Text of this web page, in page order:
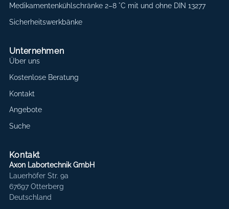
Medikamentenkühlschränke 2–8 °C mit und ohne DIN 13277
Sicherheitswerkbänke
Unternehmen
Über uns
Kostenlose Beratung
Kontakt
Angebote
Suche
Kontakt
Axon Labortechnik GmbH
Lauerhöfer Str. 9a
67697 Otterberg
Deutschland